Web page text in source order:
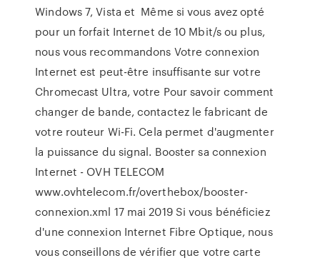
Windows 7, Vista et Même si vous avez opté
pour un forfait Internet de 10 Mbit/s ou plus,
nous vous recommandons Votre connexion
Internet est peut-être insuffisante sur votre
Chromecast Ultra, votre Pour savoir comment
changer de bande, contactez le fabricant de
votre routeur Wi-Fi. Cela permet d'augmenter
la puissance du signal. Booster sa connexion
Internet - OVH TELECOM
www.ovhtelecom.fr/overthebox/booster-
connexion.xml 17 mai 2019 Si vous bénéficiez
d'une connexion Internet Fibre Optique, nous
vous conseillons de vérifier que votre carte